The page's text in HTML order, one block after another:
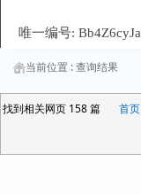
当前位置 :查询结果
找到相关网页 158 篇 首页